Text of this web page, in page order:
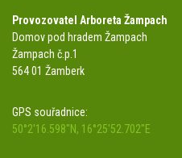
Provozovatel Arboreta Žampach
Domov pod hradem Žampach
Žampach č.p.1
564 01 Žamberk
GPS souřadnice:
50°2'16.598"N, 16°25'52.702"E